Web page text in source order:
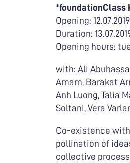
*foundationClass
Opening:
Duration:
Opening hours:
with: Ali
Amam, Barakat
Anh Luong, Talia
Soltani, Vera
Co-existence
pollination of
collective